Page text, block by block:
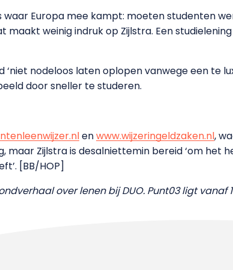
waar Europa mee kampt: moeten studenten
weinig indruk op Zijlstra. Een
nodeloos laten oplopen vanwege een te
door sneller te studeren.
enwww.wijzeringeldzaken.nl,
maar Zijlstra is desalniettemin bereid ‘om het
[BB/HOP]
over lenen bij DUO. Punt03 ligt vanaf